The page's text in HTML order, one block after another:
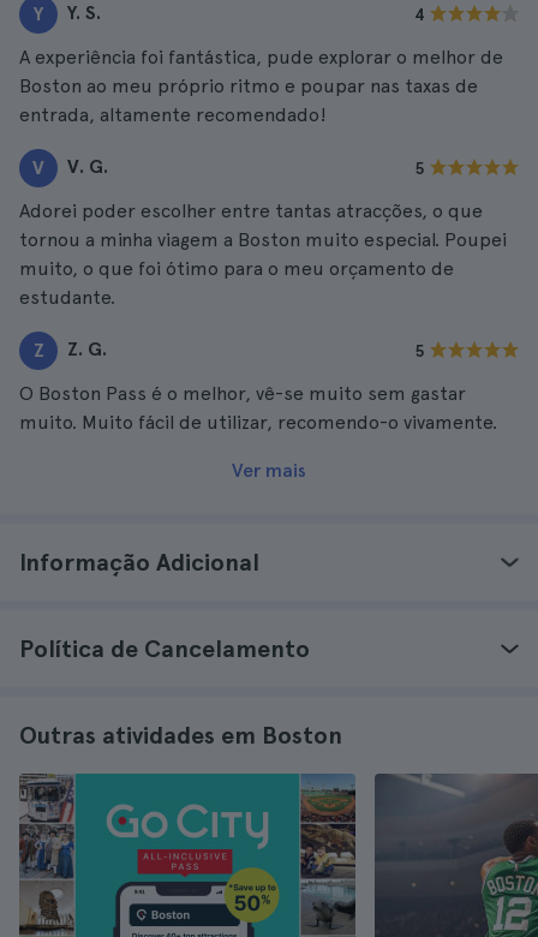
Y Y. S. 4
A experiência foi fantástica, pude explorar o melhor de
Boston ao meu próprio ritmo e poupar nas taxas de
entrada, altamente recomendado!
V V. G. 5
Adorei poder escolher entre tantas atracções, o que
tornou a minha viagem a Boston muito especial. Poupei
muito, o que foi ótimo para o meu orçamento de
estudante.
Z Z. G. 5
O Boston Pass é o melhor, vê-se muito sem gastar
muito. Muito fácil de utilizar, recomendo-o vivamente.
Ver mais
Informação Adicional
Política de Cancelamento
Outras atividades em Boston